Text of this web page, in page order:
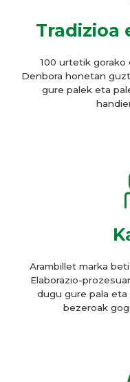
Tradizioa
100 urtetik gorako
Denbora honetan
gure palek eta
Arambillet marka
Elaborazio-
dugu gure pala
bezeroak